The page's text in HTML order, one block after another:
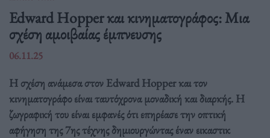
Edward Hopper και κινηματογράφος: Μια
σχέση αμοιβαίας έμπνευσης
06.11.25
Η σχέση ανάμεσα στον Edward Hopper και τον
κινηματογράφο είναι ταυτόχρονα μοναδική και διαρκής. Η
ζωγραφική του είναι εμφανές ότι επηρέασε την οπτική
αφήγηση της 7ης τέχνης δημιουργώντας έναν εικαστικ